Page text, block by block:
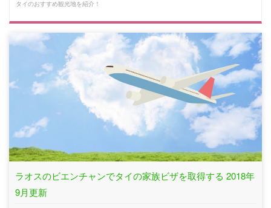
タイのおすすめ観光地を紹介！
ラオスのビエンチャンでタイの家族ビザを取得する 2018年
9月更新